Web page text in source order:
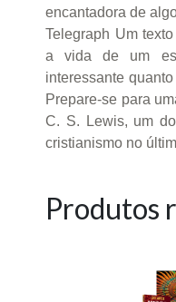
encantadora de
Telegraph Um
a vida de um
interessante
Prepare-se para
C. S. Lewis, um
cristianismo no
Produtos